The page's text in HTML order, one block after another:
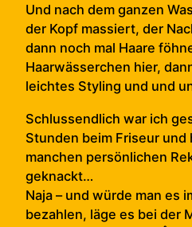
Und nach dem ganzen
der Kopf massiert, der
dann noch mal Haare
Haarwässerchen hier,
leichtes Styling und und
Schlussendlich war ich
Stunden beim Friseur und
manchen persönlichen
geknackt…
Naja – und würde man es
bezahlen, läge es bei der